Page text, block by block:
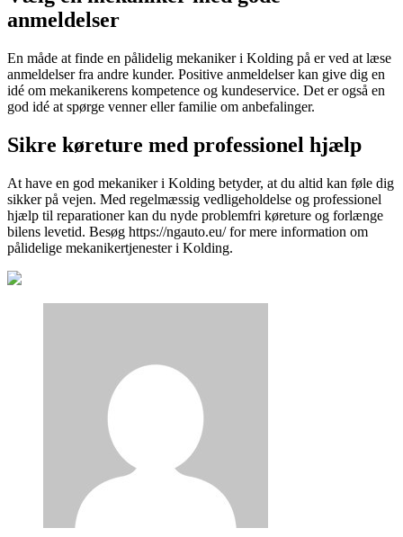
anmeldelser
En måde at finde en pålidelig mekaniker i Kolding på er ved at læse
anmeldelser fra andre kunder. Positive anmeldelser kan give dig en
idé om mekanikerens kompetence og kundeservice. Det er også en
god idé at spørge venner eller familie om anbefalinger.
Sikre køreture med professionel hjælp
At have en god mekaniker i Kolding betyder, at du altid kan føle dig
sikker på vejen. Med regelmæssig vedligeholdelse og professionel
hjælp til reparationer kan du nyde problemfri køreture og forlænge
bilens levetid. Besøg https://ngauto.eu/ for mere information om
pålidelige mekanikertjenester i Kolding.